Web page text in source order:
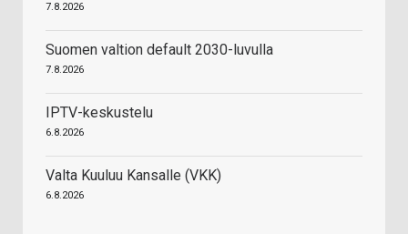
7.8.2026
Suomen valtion default 2030-luvulla
7.8.2026
IPTV-keskustelu
6.8.2026
Valta Kuuluu Kansalle (VKK)
6.8.2026